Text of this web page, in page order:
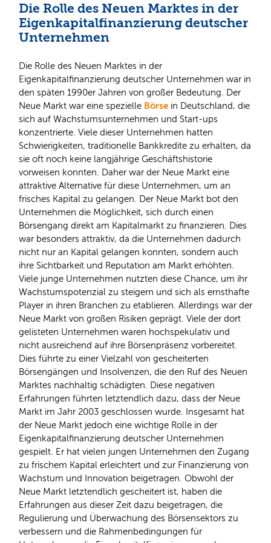
Die Rolle des Neuen Marktes in der
Eigenkapitalfinanzierung deutscher
Unternehmen
Die Rolle des Neuen Marktes in der
Eigenkapitalfinanzierung deutscher Unternehmen war in
den späten 1990er Jahren von großer Bedeutung. Der
Neue Markt war eine spezielle Börse in Deutschland, die
sich auf Wachstumsunternehmen und Start-ups
konzentrierte. Viele dieser Unternehmen hatten
Schwierigkeiten, traditionelle Bankkredite zu erhalten, da
sie oft noch keine langjährige Geschäftshistorie
vorweisen konnten. Daher war der Neue Markt eine
attraktive Alternative für diese Unternehmen, um an
frisches Kapital zu gelangen. Der Neue Markt bot den
Unternehmen die Möglichkeit, sich durch einen
Börsengang direkt am Kapitalmarkt zu finanzieren. Dies
war besonders attraktiv, da die Unternehmen dadurch
nicht nur an Kapital gelangen konnten, sondern auch
ihre Sichtbarkeit und Reputation am Markt erhöhten.
Viele junge Unternehmen nutzten diese Chance, um ihr
Wachstumspotenzial zu steigern und sich als ernsthafte
Player in ihren Branchen zu etablieren. Allerdings war der
Neue Markt von großen Risiken geprägt. Viele der dort
gelisteten Unternehmen waren hochspekulativ und
nicht ausreichend auf ihre Börsenpräsenz vorbereitet.
Dies führte zu einer Vielzahl von gescheiterten
Börsengängen und Insolvenzen, die den Ruf des Neuen
Marktes nachhaltig schädigten. Diese negativen
Erfahrungen führten letztendlich dazu, dass der Neue
Markt im Jahr 2003 geschlossen wurde. Insgesamt hat
der Neue Markt jedoch eine wichtige Rolle in der
Eigenkapitalfinanzierung deutscher Unternehmen
gespielt. Er hat vielen jungen Unternehmen den Zugang
zu frischem Kapital erleichtert und zur Finanzierung von
Wachstum und Innovation beigetragen. Obwohl der
Neue Markt letztendlich gescheitert ist, haben die
Erfahrungen aus dieser Zeit dazu beigetragen, die
Regulierung und Überwachung des Börsensektors zu
verbessern und die Rahmenbedingungen für